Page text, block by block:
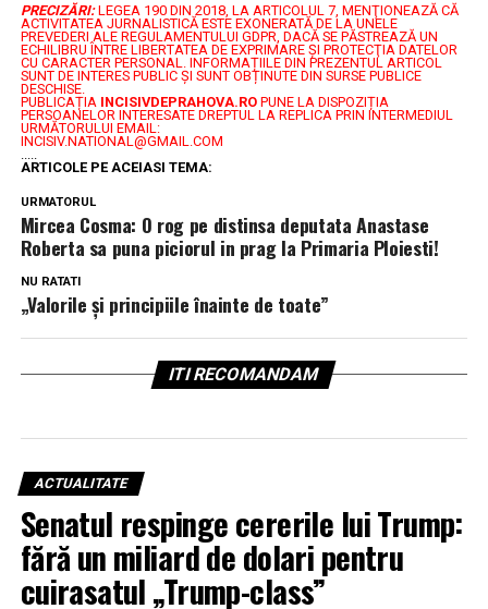
PRECIZĂRI: LEGEA 190 DIN 2018, LA ARTICOLUL 7, MENŢIONEAZĂ CĂ
ACTIVITATEA JURNALISTICĂ ESTE EXONERATĂ DE LA UNELE
PREVEDERI ALE REGULAMENTULUI GDPR, DACĂ SE PĂSTREAZĂ UN
ECHILIBRU ÎNTRE LIBERTATEA DE EXPRIMARE ŞI PROTECŢIA DATELOR
CU CARACTER PERSONAL.
INFORMAȚIILE DIN PREZENTUL ARTICOL
SUNT DE INTERES PUBLIC ȘI SUNT OBȚINUTE DIN SURSE PUBLICE
DESCHISE.
PUBLICAȚIA INCISIVDEPRAHOVA.ROPUNE LA DISPOZIȚIA
PERSOANELOR INTERESATE DREPTUL LA REPLICA PRIN INTERMEDIUL
URMĂTORULUI EMAIL:
INCISIV.NATIONAL@GMAIL.COM
ARTICOLE PE ACEIASI TEMA:
URMATORUL
Mircea Cosma: O rog pe distinsa deputata Anastase
Roberta sa puna piciorul in prag la Primaria Ploiesti!
NU RATATI
„Valorile și principiile înainte de toate”
ITI RECOMANDAM
ACTUALITATE
Senatul respinge cererile lui Trump:
fără un miliard de dolari pentru
cuirasatul „Trump-class”